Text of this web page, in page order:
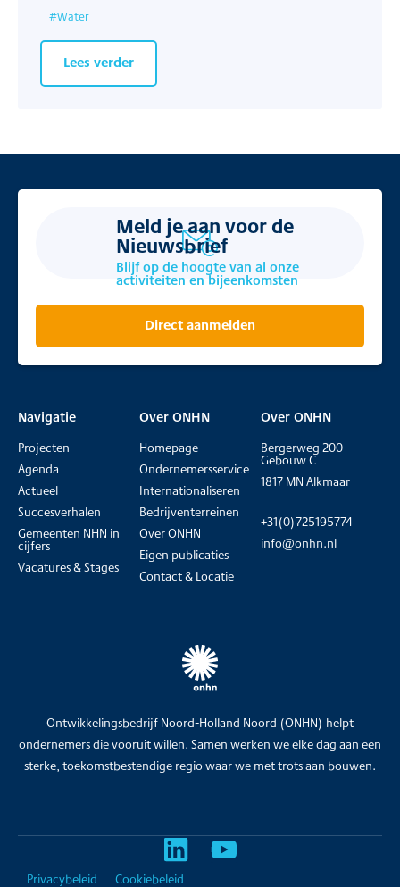
#Water
Lees verder
Meld je aan voor de
Nieuwsbrief
Blijf op de hoogte van al onze
activiteiten en bijeenkomsten
Direct aanmelden
Ontwikkelingsbedrijf Noord-Holland Noord (ONHN) helpt
ondernemers die vooruit willen. Samen werken we elke dag aan een
sterke, toekomstbestendige regio waar we met trots aan bouwen.
Navigatie
Projecten
Agenda
Actueel
Succesverhalen
Gemeenten NHN in
cijfers
Vacatures & Stages
Over ONHN
Homepage
Ondernemersservice
Internationaliseren
Bedrijventerreinen
Over ONHN
Eigen publicaties
Contact & Locatie
Over ONHN
Bergerweg 200 –
Gebouw C
1817 MN Alkmaar
+31(0)725195774
info@onhn.nl
Privacybeleid Cookiebeleid